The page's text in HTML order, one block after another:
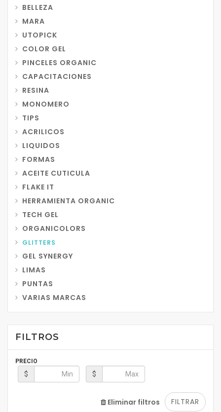
BELLEZA
MARA
UTOPICK
COLOR GEL
PINCELES ORGANIC
CAPACITACIONES
RESINA
MONOMERO
TIPS
ACRILICOS
LIQUIDOS
FORMAS
ACEITE CUTICULA
FLAKE IT
HERRAMIENTA ORGANIC
TECH GEL
ORGANICOLORS
GLITTERS
GEL SYNERGY
LIMAS
PUNTAS
VARIAS MARCAS
FILTROS
PRECIO
$ $
FILTRAR
Eliminar filtros